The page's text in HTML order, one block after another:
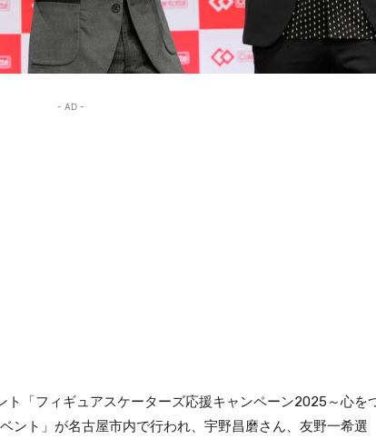
- AD -
ト「フィギュアスケーターズ応援キャンペーン2025～心を
ント」が名古屋市内で行われ、宇野昌磨さん、友野一希選